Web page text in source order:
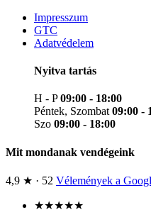
Impresszum
GTC
Adatvédelem
Nyitva tartás
H - P09:00 - 18:00
Péntek, Szombat09:00 -
Szo 09:00 - 18:00
Mit mondanak vendégeink
4,9 ★ · 52 Vélemények a
★★★★★